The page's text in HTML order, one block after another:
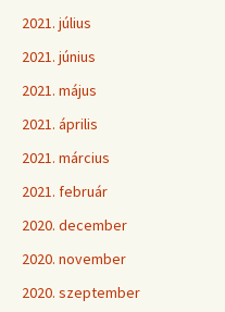
2021. július
2021. június
2021. május
2021. április
2021. március
2021. február
2020. december
2020. november
2020. szeptember